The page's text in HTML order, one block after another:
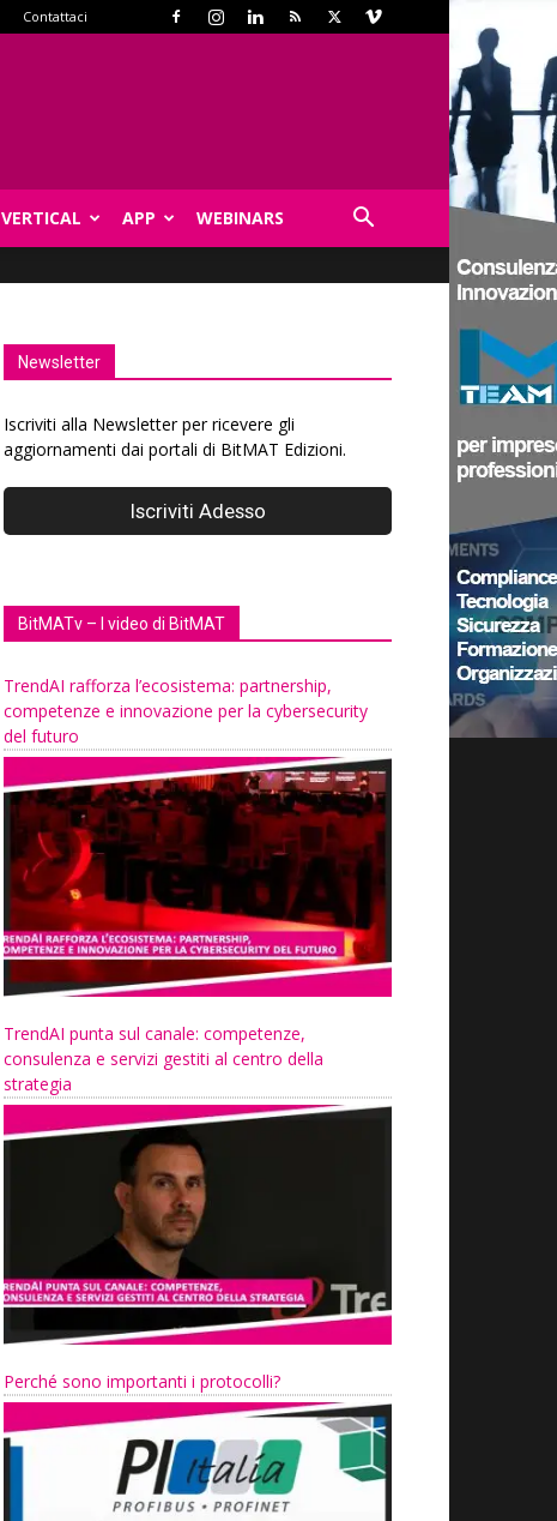
Contattaci
VERTICAL APP WEBINARS
Newsletter
Iscriviti alla Newsletter per ricevere gli
aggiornamenti dai portali di BitMAT Edizioni.
BitMATv – I video di BitMAT
TrendAI rafforza l’ecosistema: partnership,
competenze e innovazione per la cybersecurity
del futuro
TrendAI punta sul canale: competenze,
consulenza e servizi gestiti al centro della
strategia
Perché sono importanti i protocolli?